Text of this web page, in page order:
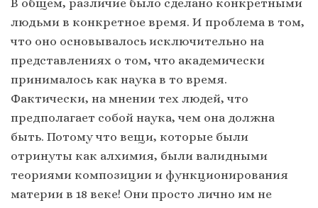
В общем, различие было сделано конкретными
людьми в конкретное время. И проблема в том,
что оно основывалось исключительно на
представлениях о том, что академически
принималось как наука в то время.
Фактически, на мнении тех людей, что
предполагает собой наука, чем она должна
быть. Потому что вещи, которые были
отринуты как алхимия, были валидными
теориями композиции и функционирования
материи в 18 веке! Они просто лично им не